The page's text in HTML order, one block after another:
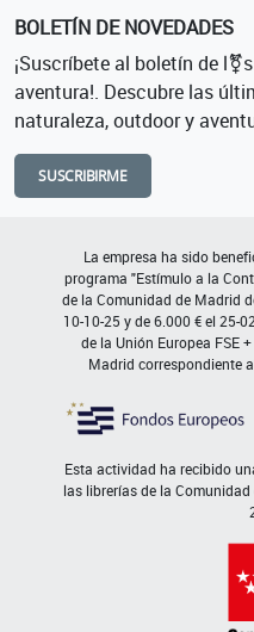
BOLETÍN DE NOVEDADES
¡Suscríbete al boletín de
aventura!. Descubre las
naturaleza, outdoor y
SUSCRIBIRME
La empresa ha sido
programa "Estímulo a la
de la Comunidad de Madrid
10-10-25 y de 6.000 € el 25-
de la Unión Europea FSE
Madrid correspondiente
Esta actividad ha recibido
las librerías de la